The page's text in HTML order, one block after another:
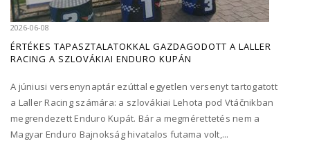
2026-06-08
ÉRTÉKES TAPASZTALATOKKAL GAZDAGODOTT A LALLER
RACING A SZLOVÁKIAI ENDURO KUPÁN
A júniusi versenynaptár ezúttal egyetlen versenyt tartogatott
a Laller Racing számára: a szlovákiai Lehota pod Vtáčnikban
megrendezett Enduro Kupát. Bár a megmérettetés nem a
Magyar Enduro Bajnokság hivatalos futama volt,...